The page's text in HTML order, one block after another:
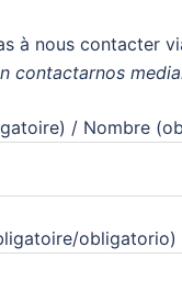
à nous contacter
contactarnos
/ Nombre
obligatorio)